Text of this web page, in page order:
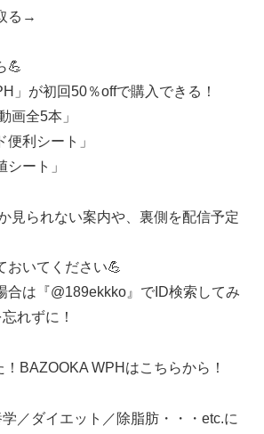
る→
💪
」が初回50％offで購入できる！
画全5本」
利シート」
ート」
見られない案内や、裏側を配信予定
おいてください💪
合は『@189ekkko』でID検索してみ
れずに！
BAZOOKA WPHはこちらから！
／ダイエット／除脂肪・・・etc.に